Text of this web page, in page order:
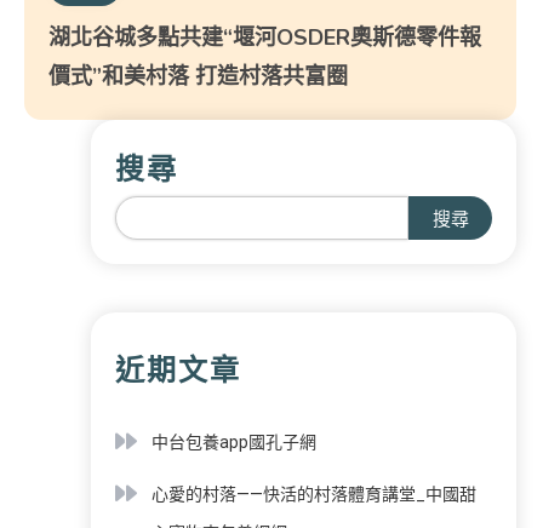
湖北谷城多點共建“堰河OSDER奧斯德零件報
價式”和美村落 打造村落共富圈
搜尋
搜尋
近期文章
中台包養app國孔子網
心愛的村落——快活的村落體育講堂_中國甜